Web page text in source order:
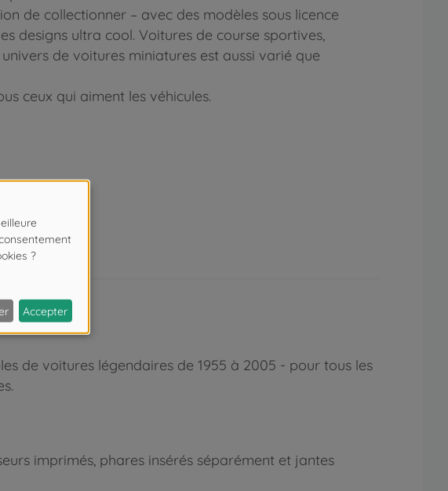
de collectionner – avec des modèles sous licence
designs ultra cool. Voitures de course sportives,
de voitures miniatures est aussi varié que
ceux qui aiment les véhicules.
de voitures légendaires de 1955 à 2005 - pour tous les
imprimés, phares insérés séparément et jantes